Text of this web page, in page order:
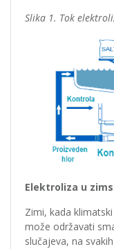
Slika 1. Tok
Elektroliza u
Zimi, kada
može održavati
slučajeva, na